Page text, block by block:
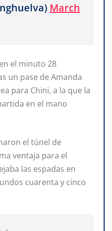
March
el minuto 28
un pase de Amanda
para Chini, a la que la
en el mano
el túnel de
ventaja para el
las espadas en
cuarenta y cinco